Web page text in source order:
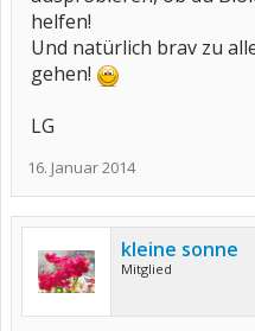
helfen!
Und natürlich brav zu
gehen!
LG
16. Januar 2014
kleine sonne
Mitglied